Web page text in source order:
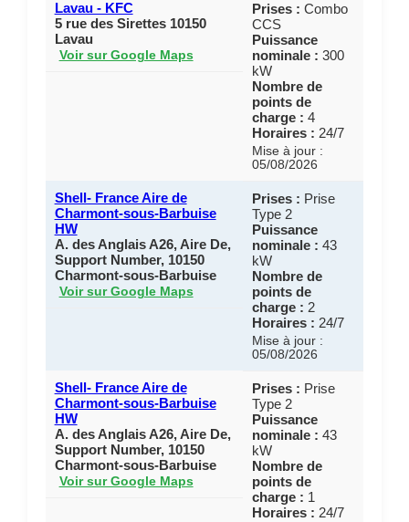
Lavau - KFC
5 rue des Sirettes 10150
Lavau
Voir sur Google Maps
Prises : Combo
CCS
Puissance
nominale : 300
kW
Nombre de
points de
charge : 4
Horaires : 24/7
Mise à jour :
05/08/2026
Shell- France Aire de
Charmont-sous-Barbuise
HW
A. des Anglais A26, Aire De,
Support Number, 10150
Charmont-sous-Barbuise
Voir sur Google Maps
Prises : Prise
Type 2
Puissance
nominale : 43
kW
Nombre de
points de
charge : 2
Horaires : 24/7
Mise à jour :
05/08/2026
Shell- France Aire de
Charmont-sous-Barbuise
HW
A. des Anglais A26, Aire De,
Support Number, 10150
Charmont-sous-Barbuise
Voir sur Google Maps
Prises : Prise
Type 2
Puissance
nominale : 43
kW
Nombre de
points de
charge : 1
Horaires : 24/7